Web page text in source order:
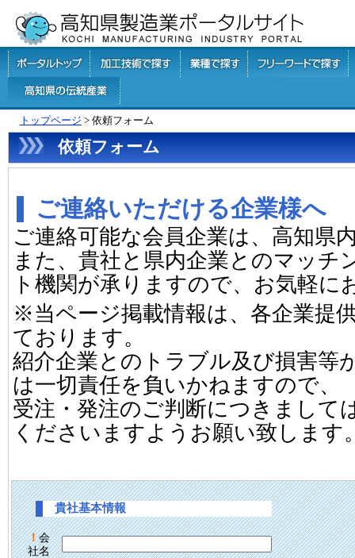
トップページ > 依頼フォーム
依頼フォーム
ご連絡いただける企業様へ
ご連絡可能な会員企業は、高知県
また、貴社と県内企業とのマッチ
ト機関が承りますので、お気軽に
※当ページ掲載情報は、各企業提
ております。
紹介企業とのトラブル及び損害等
は一切責任を負いかねますので、
受注・発注のご判断につきまして
くださいますようお願い致します
貴社基本情報
！会
社名